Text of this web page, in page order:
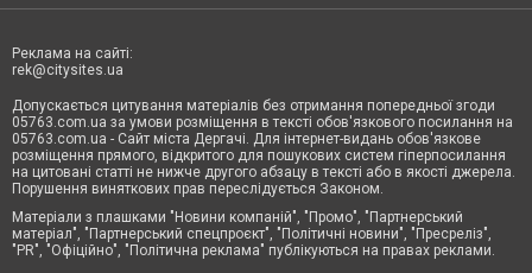
Реклама на сайті:
rek@citysites.ua
Допускається цитування матеріалів без отримання попередньої згоди
05763.com.ua за умови розміщення в тексті обов'язкового посилання на
05763.com.ua - Сайт міста Дергачі. Для інтернет-видань обов'язкове
розміщення прямого, відкритого для пошукових систем гіперпосилання
на цитовані статті не нижче другого абзацу в тексті або в якості джерела.
Порушення виняткових прав переслідується Законом.
Матеріали з плашками "Новини компаній", "Промо", "Партнерський
матеріал", "Партнерський спецпроєкт", "Політичні новини", "Пресреліз",
"PR", "Офіційно", "Політична реклама" публікуються на правах реклами.